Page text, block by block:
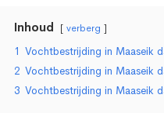
Inhoud verberg
1 Vochtbestrijding in Maaseik
2 Vochtbestrijding in Maaseik
3 Vochtbestrijding in Maaseik